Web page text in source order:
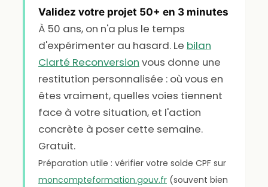
Validez votre projet 50+ en 3 minutes
À 50 ans, on n'a plus le temps
d'expérimenter au hasard. Le bilan
Clarté Reconversion vous donne une
restitution personnalisée : où vous en
êtes vraiment, quelles voies tiennent
face à votre situation, et l'action
concrète à poser cette semaine.
Gratuit.
Préparation utile : vérifier votre solde CPF sur
moncompteformation.gouv.fr(souvent bien